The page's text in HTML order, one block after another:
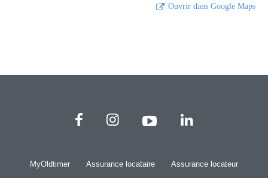
Ouvrir dans Google Maps
MyOldtimer Assurance locataire Assurance locateur